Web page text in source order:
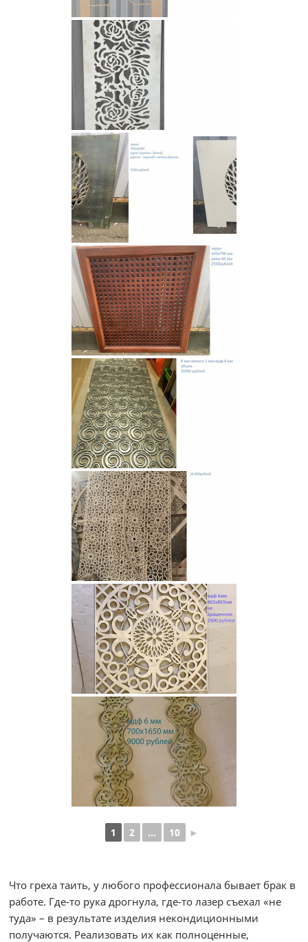
1 2 ... 10 ►
Что греха таить, у любого профессионала бывает брак в
работе. Где-то рука дрогнула, где-то лазер съехал «не
туда» – в результате изделия некондиционными
получаются. Реализовать их как полноценные,